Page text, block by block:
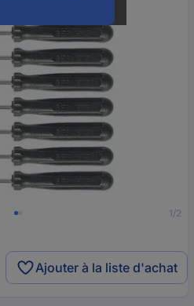
1/2
Ajouter à la liste d'achat